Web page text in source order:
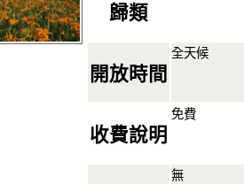
歸類
開放時間
全天候
收費說明
免費
無